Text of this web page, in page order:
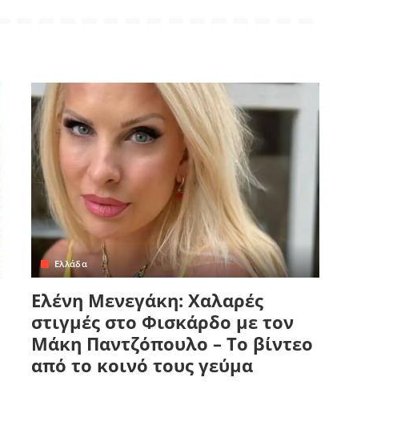
Ελλάδα
Ελένη Μενεγάκη: Χαλαρές
στιγμές στο Φισκάρδο με τον
Μάκη Παντζόπουλο – Το βίντεο
από το κοινό τους γεύμα